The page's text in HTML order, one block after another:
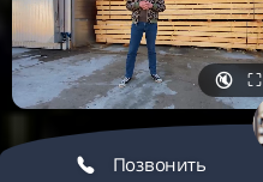
🔇 ⛶
Позвонить